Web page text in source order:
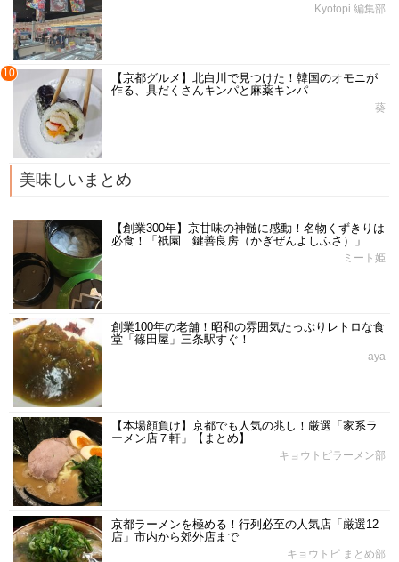
Kyotopi 編集部
10
【京都グルメ】北白川で見つけた！韓国のオモニが
作る、具だくさんキンパと麻薬キンパ
葵
美味しいまとめ
【創業300年】京甘味の神髄に感動！名物くずきりは
必食！「祇園 鍵善良房（かぎぜんよしふさ）」
ミート姫
創業100年の老舗！昭和の雰囲気たっぷりレトロな食
堂「篠田屋」三条駅すぐ！
aya
【本場顔負け】京都でも人気の兆し！厳選「家系ラ
ーメン店７軒」【まとめ】
キョウトピラーメン部
京都ラーメンを極める！行列必至の人気店「厳選12
店」市内から郊外店まで
キョウトピ まとめ部